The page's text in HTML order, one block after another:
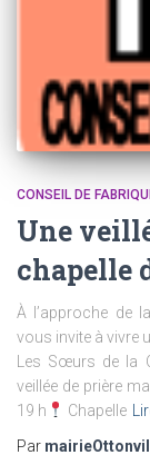
CONSEIL DE
Une
chapelle
À l’approche de
vous invite à vivre
Les Sœurs de la
veillée de prière
19 h
Chapelle
Par